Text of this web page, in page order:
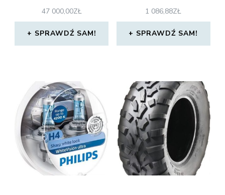
47 000,00ZŁ
SPRAWDŹ SAM!
1 086,88ZŁ
SPRAWDŹ SAM!